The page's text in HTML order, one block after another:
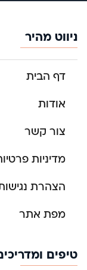
ניווט מהיר
דף הבית
אודות
צור קשר
מדיניות
הצהרת
מפת אתר
טיפים